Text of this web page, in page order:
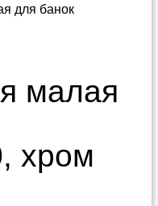
для банок
малая
хром